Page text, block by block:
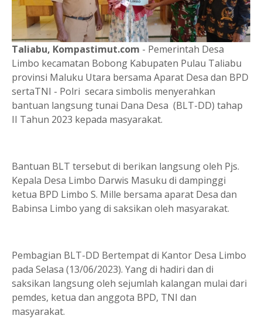
Taliabu, Kompastimut.com - Pemerintah Desa
Limbo kecamatan Bobong Kabupaten Pulau Taliabu
provinsi Maluku Utara bersama Aparat Desa dan BPD
sertaTNI - Polri secara simbolis menyerahkan
bantuan langsung tunai Dana Desa (BLT-DD) tahap
II Tahun 2023 kepada masyarakat.
Bantuan BLT tersebut di berikan langsung oleh Pjs.
Kepala Desa Limbo Darwis Masuku di dampinggi
ketua BPD Limbo S. Mille bersama aparat Desa dan
Babinsa Limbo yang di saksikan oleh masyarakat.
Pembagian BLT-DD Bertempat di Kantor Desa Limbo
pada Selasa (13/06/2023). Yang di hadiri dan di
saksikan langsung oleh sejumlah kalangan mulai dari
pemdes, ketua dan anggota BPD, TNI dan
masyarakat.